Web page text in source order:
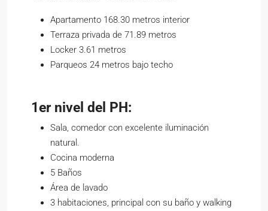
Apartamento 168.30 metros interior
Terraza privada de 71.89 metros
Locker 3.61 metros
Parqueos 24 metros bajo techo
1er nivel del PH:
Sala, comedor con excelente iluminación
natural.
Cocina moderna
5 Baños
Área de lavado
3 habitaciones, principal con su baño y walking